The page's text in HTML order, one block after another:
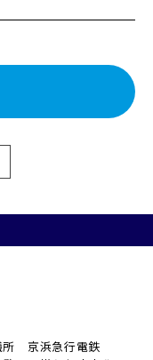
京浜急行電鉄